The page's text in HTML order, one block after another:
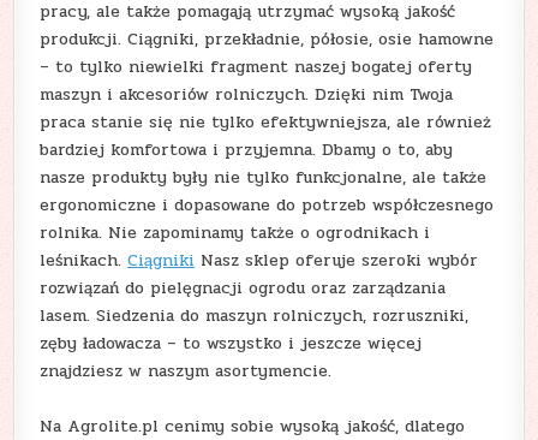
pracy, ale także pomagają utrzymać wysoką jakość
produkcji. Ciągniki, przekładnie, półosie, osie hamowne
– to tylko niewielki fragment naszej bogatej oferty
maszyn i akcesoriów rolniczych. Dzięki nim Twoja
praca stanie się nie tylko efektywniejsza, ale również
bardziej komfortowa i przyjemna. Dbamy o to, aby
nasze produkty były nie tylko funkcjonalne, ale także
ergonomiczne i dopasowane do potrzeb współczesnego
rolnika. Nie zapominamy także o ogrodnikach i
leśnikach.Ciągniki Nasz sklep oferuje szeroki wybór
rozwiązań do pielęgnacji ogrodu oraz zarządzania
lasem. Siedzenia do maszyn rolniczych, rozruszniki,
zęby ładowacza – to wszystko i jeszcze więcej
znajdziesz w naszym asortymencie.
Na Agrolite.pl cenimy sobie wysoką jakość, dlatego